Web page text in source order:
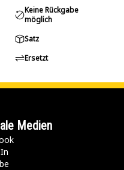
Keine Rückgabe
möglich
Satz
Ersetzt
Medien